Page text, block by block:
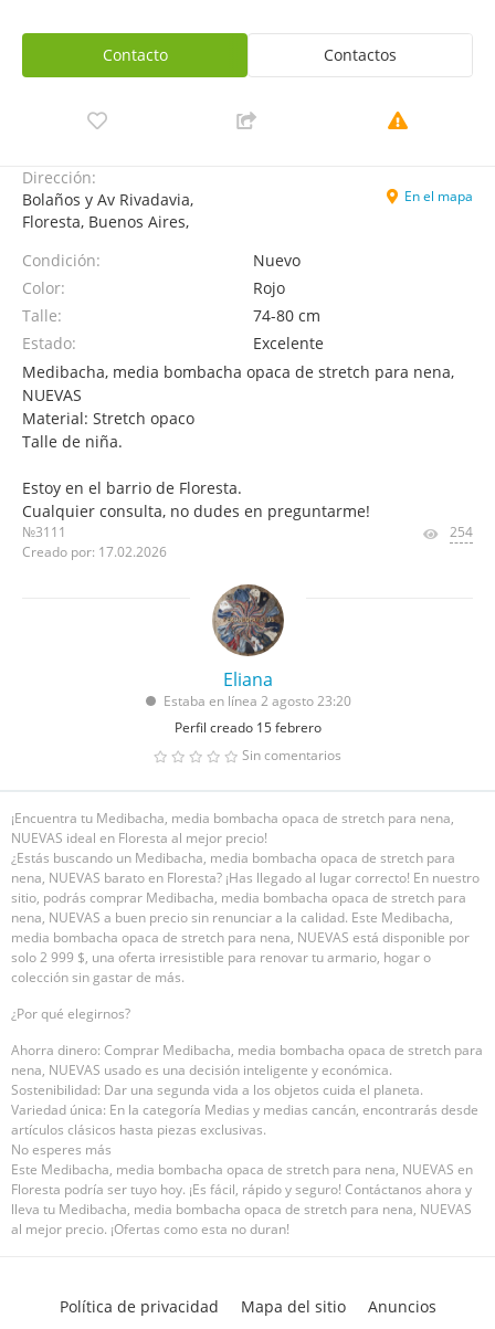
Contacto Contactos
Dirección:
Bolaños y Av Rivadavia,
Floresta, Buenos Aires,
En el mapa
Condición:
Nuevo
Color:
Rojo
Talle:
74-80 cm
Estado:
Excelente
Medibacha, media bombacha opaca de stretch para nena,
NUEVAS
Material: Stretch opaco
Talle de niña.
Estoy en el barrio de Floresta.
Cualquier consulta, no dudes en preguntarme!
№3111
Creado por: 17.02.2026
254
Eliana
Estaba en línea 2 agosto 23:20
Perfil creado 15 febrero
Sin comentarios
¡Encuentra tu Medibacha, media bombacha opaca de stretch para nena,
NUEVAS ideal en Floresta al mejor precio!
¿Estás buscando un Medibacha, media bombacha opaca de stretch para
nena, NUEVAS barato en Floresta? ¡Has llegado al lugar correcto! En nuestro
sitio, podrás comprar Medibacha, media bombacha opaca de stretch para
nena, NUEVAS a buen precio sin renunciar a la calidad. Este Medibacha,
media bombacha opaca de stretch para nena, NUEVAS está disponible por
solo 2 999 $, una oferta irresistible para renovar tu armario, hogar o
colección sin gastar de más.
¿Por qué elegirnos?
Ahorra dinero: Comprar Medibacha, media bombacha opaca de stretch para
nena, NUEVAS usado es una decisión inteligente y económica.
Sostenibilidad: Dar una segunda vida a los objetos cuida el planeta.
Variedad única: En la categoría Medias y medias cancán, encontrarás desde
artículos clásicos hasta piezas exclusivas.
No esperes más
Este Medibacha, media bombacha opaca de stretch para nena, NUEVAS en
Floresta podría ser tuyo hoy. ¡Es fácil, rápido y seguro! Contáctanos ahora y
lleva tu Medibacha, media bombacha opaca de stretch para nena, NUEVAS
al mejor precio. ¡Ofertas como esta no duran!
Política de privacidad Mapa del sitio Anuncios